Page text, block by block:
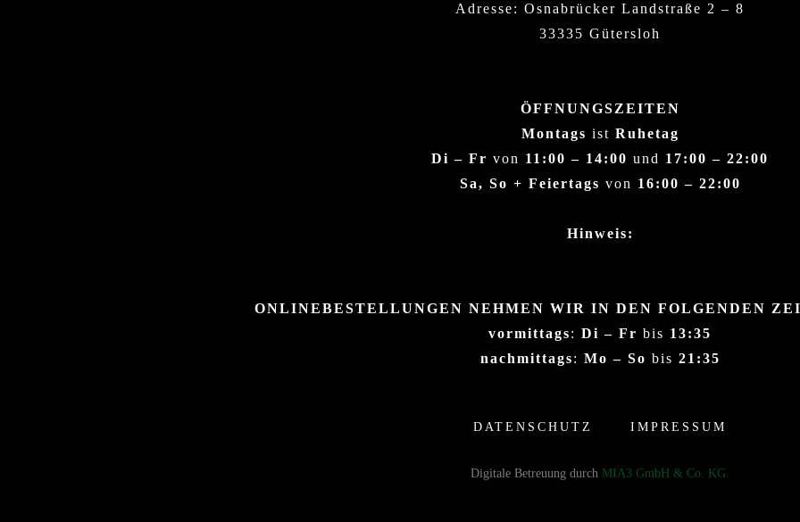
Adresse: Osnabrücker Landstraße 2 – 8
33335 Gütersloh
ÖFFNUNGSZEITEN
Montags ist Ruhetag
Di – Fr von 11:00 – 14:00 und 17:00 – 22:00
Sa, So + Feiertags von 16:00 – 22:00
Hinweis:
ONLINEBESTELLUNGEN NEHMEN WIR IN DEN FOLGENDEN
vormittags: Di – Fr bis 13:35
nachmittags: Mo – So bis 21:35
DATENSCHUTZ IMPRESSUM
Digitale Betreuung durch MIA3 GmbH & Co. KG.